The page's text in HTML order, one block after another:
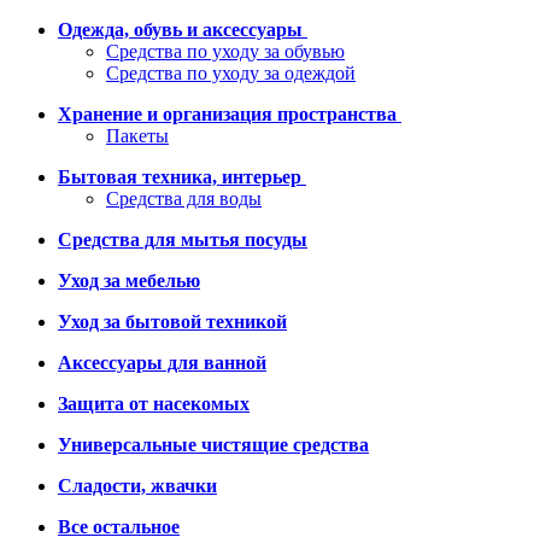
Одежда, обувь и аксессуары
Средства по уходу за обувью
Средства по уходу за одеждой
Хранение и организация пространства
Пакеты
Бытовая техника, интерьер
Средства для воды
Средства для мытья посуды
Уход за мебелью
Уход за бытовой техникой
Аксессуары для ванной
Защита от насекомых
Универсальные чистящие средства
Сладости, жвачки
Все остальное